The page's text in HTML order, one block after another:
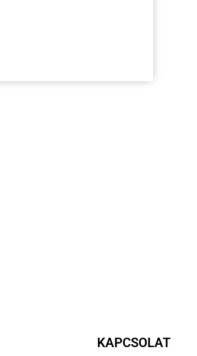
KAPCSOLAT